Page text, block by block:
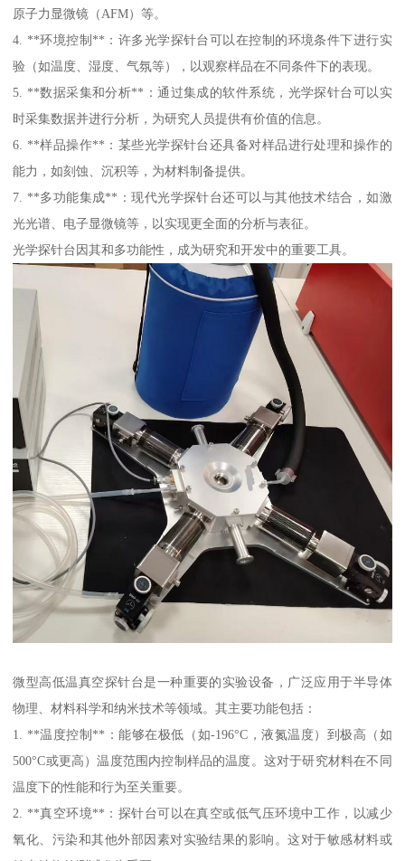
原子力显微镜（AFM）等。
4. **环境控制**：许多光学探针台可以在控制的环境条件下进行实
验（如温度、湿度、气氛等），以观察样品在不同条件下的表现。
5. **数据采集和分析**：通过集成的软件系统，光学探针台可以实
时采集数据并进行分析，为研究人员提供有价值的信息。
6. **样品操作**：某些光学探针台还具备对样品进行处理和操作的
能力，如刻蚀、沉积等，为材料制备提供。
7. **多功能集成**：现代光学探针台还可以与其他技术结合，如激
光光谱、电子显微镜等，以实现更全面的分析与表征。
光学探针台因其和多功能性，成为研究和开发中的重要工具。
微型高低温真空探针台是一种重要的实验设备，广泛应用于半导体
物理、材料科学和纳米技术等领域。其主要功能包括：
1. **温度控制**：能够在极低（如-196°C，液氮温度）到极高（如
500°C或更高）温度范围内控制样品的温度。这对于研究材料在不同
温度下的性能和行为至关重要。
2. **真空环境**：探针台可以在真空或低气压环境中工作，以减少
氧化、污染和其他外部因素对实验结果的影响。这对于敏感材料或